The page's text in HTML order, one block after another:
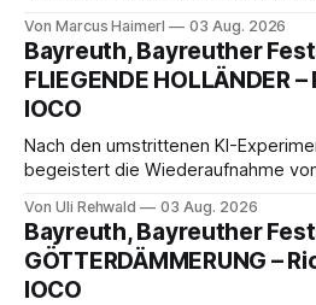
spannend und werkgetreu,
eindrucksvollen Projektionen und
musikalischen Leitung.
Von Marcus Haimerl 03 Aug. 2026
Bayreuth, Bayreuther
FLIEGENDE HOLLÄNDER
IOCO
Nach den umstrittenen KI-
begeistert die Wiederaufnahme
Musik und einem neuen Traumpaar:
Nicholas Brownlee sorgen für
Bayreuther Festspiele 2026.
Von Uli Rehwald 03 Aug. 2026
Bayreuth, Bayreuther
GÖTTERDÄMMERUNG –
IOCO